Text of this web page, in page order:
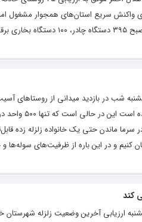
تیم‌های واکنش سریع استان‌های همجوار مشغول
شب در بازدید میدانی از روستاهای
کرد: تاکنون دو هزار و ۵۰۰
اینکه در سرما ماندن حتی یک خانواده زلزله
کنیم و در این باره از ظرفیت‌های
کند
ارزیابی آخرین وضعیت زلزله